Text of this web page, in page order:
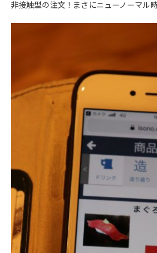
非接触型の注文！まさにニューノーマル